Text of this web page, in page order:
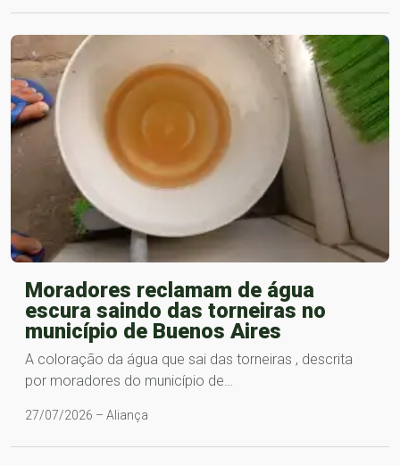
Moradores reclamam de água
escura saindo das torneiras no
município de Buenos Aires
A coloração da água que sai das torneiras , descrita
por moradores do município de…
27/07/2026 – Aliança